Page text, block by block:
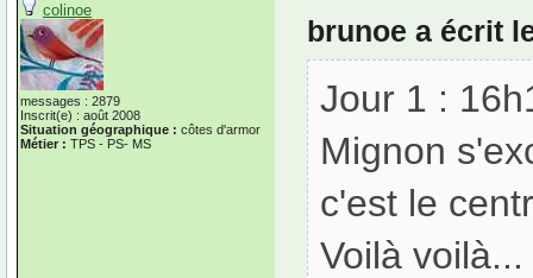
colinoe
messages : 2879
Inscrit(e) : août 2008
Situation géographique : côtes d'armor
Métier : TPS - PS- MS
brunoe a écrit
Jour 1 :
Mignon
c'est le
Voilà